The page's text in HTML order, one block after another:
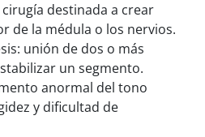
destinada a crear
de la médula o los nervios.
unión de dos o más
un segmento.
anormal del tono
y dificultad de